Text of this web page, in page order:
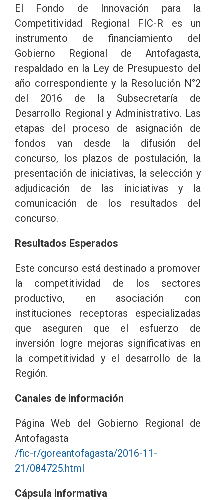
El Fondo de Innovación para la
Competitividad Regional FIC-R es un
instrumento de financiamiento del
Gobierno Regional de Antofagasta,
respaldado en la Ley de Presupuesto del
año correspondiente y la Resolución N°2
del 2016 de la Subsecretaría de
Desarrollo Regional y Administrativo. Las
etapas del proceso de asignación de
fondos van desde la difusión del
concurso, los plazos de postulación, la
presentación de iniciativas, la selección y
adjudicación de las iniciativas y la
comunicación de los resultados del
concurso.
Resultados Esperados
Este concurso está destinado a promover
la competitividad de los sectores
productivo, en asociación con
instituciones receptoras especializadas
que aseguren que el esfuerzo de
inversión logre mejoras significativas en
la competitividad y el desarrollo de la
Región.
Canales de información
Página Web del Gobierno Regional de
Antofagasta
/fic-r/goreantofagasta/2016-11-
21/084725.html
Cápsula informativa